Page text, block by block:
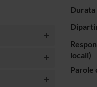
Durata
locali)
Parole